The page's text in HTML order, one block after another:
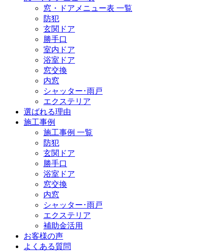
窓・ドアメニュー表 一覧
防犯
玄関ドア
勝手口
室内ドア
浴室ドア
窓交換
内窓
シャッター･雨戸
エクステリア
選ばれる理由
施工事例
施工事例 一覧
防犯
玄関ドア
勝手口
浴室ドア
窓交換
内窓
シャッター･雨戸
エクステリア
補助金活用
お客様の声
よくある質問